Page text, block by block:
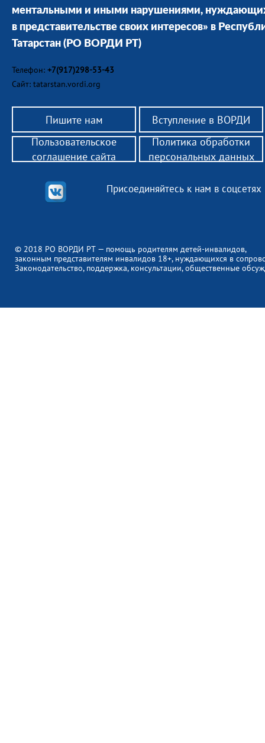
ментальными и иными нарушениями,
в представительстве своих интересов» в
Татарстан (РО ВОРДИ РТ)
Телефон: +7(917)298-53-43
Сайт: tatarstan.vordi.org
Пишите нам Вступление в ВОРДИ
© 2018 РО ВОРДИ РТ — помощь родителям детей-инвалидов,
законным представителям инвалидов 18+, нуждающихся в
Законодательство, поддержка, консультации, общественные
Присоединяйтесь к нам в соцсетях
Пользовательское
соглашение сайта
Политика обработки
персональных данных